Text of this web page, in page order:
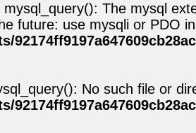
mysql_query(): The mysql
future: use mysqli or PDO
No such file or